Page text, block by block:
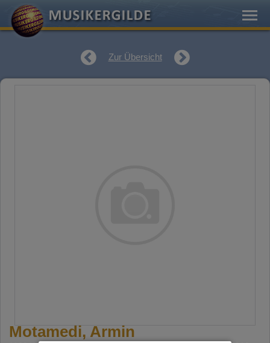
Zur Übersicht
Motamedi, Armin